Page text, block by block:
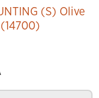
(S) Olive